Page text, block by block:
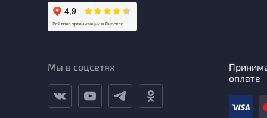
Мы в соцсетях
оплате